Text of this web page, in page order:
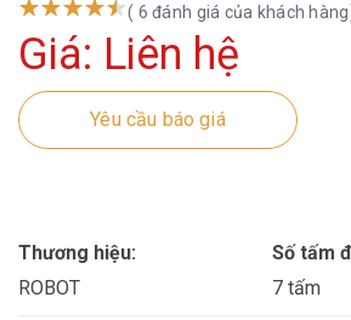
( 6 đánh giá của khách
Giá: Liên hệ
Yêu cầu báo giá
Thương hiệu:
ROBOT
Số tấm
7 tấm